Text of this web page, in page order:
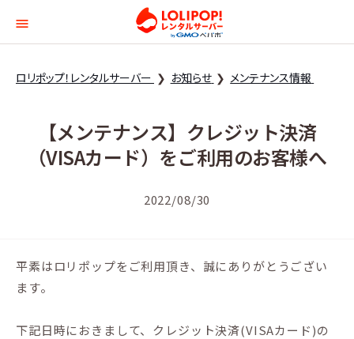
ロリポップ！レンタル
ロリポップ！レンタルサーバー お知らせ メンテナンス情報
【メンテナンス】クレジット決済
（VISAカード）をご利用のお客様へ
2022/08/30
平素はロリポップをご利用頂き、誠にありがとうござい
ます。
下記日時におきまして、クレジット決済(VISAカード)の